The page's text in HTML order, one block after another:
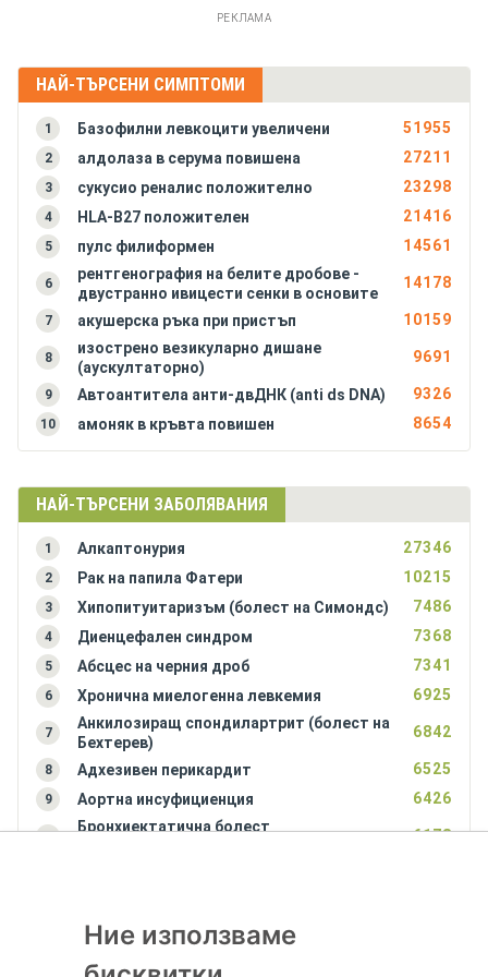
Алергичен ентероколит
Алкаптонурия
Амилоидоза на бъбреците
Амилоидоза на черния дроб
Анкилозиращ спондилартрит (болест на Бехтерев)
Антракс (белодробна форма)
Антракс (чревна форма)
Антракс на кожата (синя пъпка, сибирска язва)
Аортна инсуфициенция
Аортна стеноза
Апластична анемия (костномозъчна хипоплазия)
РЕКЛАМА
НАЙ-ТЪРСЕНИ СИМПТОМИ
1 Базофилни левкоцити увеличени 51955
2 алдолаза в серума повишена 27211
3 сукусио реналис положително 23298
4 HLA-B27 положителен 21416
5 пулс филиформен 14561
6
рентгенография на белите дробове -
двустранно ивицести сенки в основите
14178
7 акушерска ръка при пристъп 10159
8
изострено везикуларно дишане
(аускултаторно)
9691
9 Автоантитела анти-двДНК (anti ds DNA) 9326
10 амоняк в кръвта повишен 8654
НАЙ-ТЪРСЕНИ ЗАБОЛЯВАНИЯ
1 Алкаптонурия 27346
2 Рак на папила Фатери 10215
3 Хипопитуитаризъм (болест на Симондс) 7486
4 Диенцефален синдром 7368
5 Абсцес на черния дроб 7341
6 Хронична миелогенна левкемия 6925
7
Анкилозиращ спондилартрит (болест на
Бехтерев)
6842
8 Адхезивен перикардит 6525
9 Аортна инсуфициенция 6426
10
Бронхиектатична болест
6178
Ние използваме